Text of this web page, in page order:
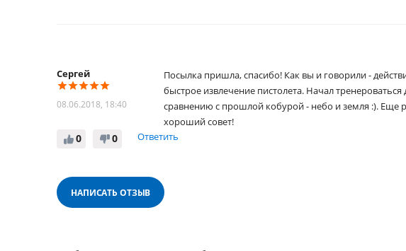
Сергей
08.06.2018, 18:40
Посылка пришла, спасибо! Как вы и говорили -
быстрое извлечение пистолета. Начал тренероваться
сравнению с прошлой кобурой - небо и земля :). Еще
хороший совет!
0
0 Ответить
НАПИСАТЬ ОТЗЫВ